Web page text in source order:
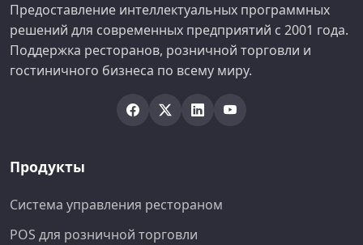
Предоставление интеллектуальных программных
решений для современных предприятий с 2001 года.
Поддержка ресторанов, розничной торговли и
гостиничного бизнеса по всему миру.
Продукты
Система управления рестораном
POS для розничной торговли